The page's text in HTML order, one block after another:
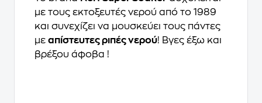
με τους εκτοξευτές νερού από το 1989
και συνεχίζει να μουσκεύει τους πάντες
με απίστευτες ριπές νερού! Βγες έξω και
βρέξου άφοβα !